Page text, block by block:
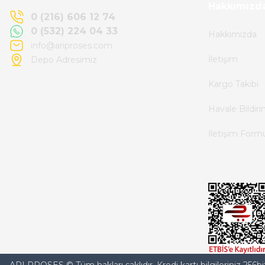
Alışveriş süreci de hızlı ve problemsiz geçti.
Havale ile odeme yaptim ve tedirgindim ama
Paketleme çok profesyonelce yapılmıştı ürün
0 (216) 606 12 74
0 (532) 224 04 33
info@ariproses.com
Depo Adresimiz
Hakkımızda
İletişim
Kargo Takibi
Havale
İletişim